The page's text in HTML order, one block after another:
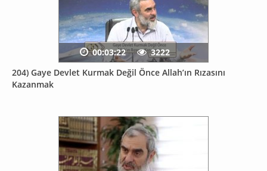
204) Gaye Devlet Kurmak Değil Önce Allah’ın Rızasını
Kazanmak
00:03:22 3222